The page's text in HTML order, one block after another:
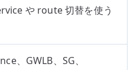
や route 切替を使う
、GWLB、SG、